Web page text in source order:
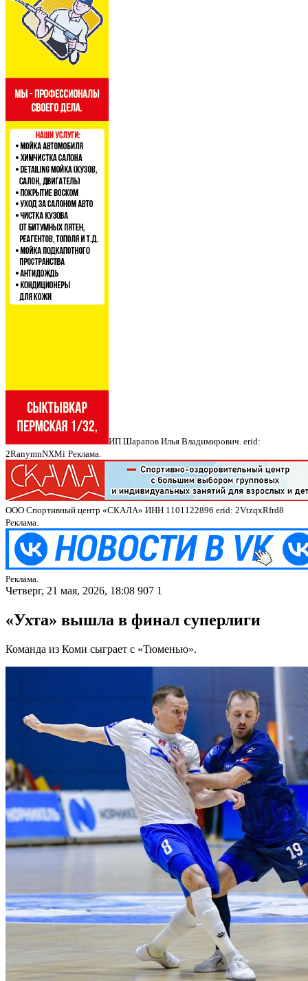
ИП Шарапов Илья Владимирович. erid:
2RanymnNXMi Реклама.
ООО Спортивный центр «СКАЛА» ИНН 1101122896 erid: 2VtzqxRfrd8
Реклама.
Реклама.
Четверг, 21 мая, 2026, 18:08 907 1
«Ухта» вышла в финал суперлиги
Команда из Коми сыграет с «Тюменью».